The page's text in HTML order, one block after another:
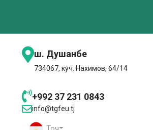
ш. Душанбе
734067, кӯч. Нахимов, 64/14
+992 37 231 0843
info@tgfeu.tj